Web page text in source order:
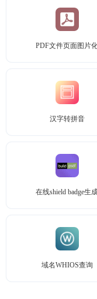
PDF文件页面图片
汉字转拼音
在线shield badge生
域名WHIOS查询